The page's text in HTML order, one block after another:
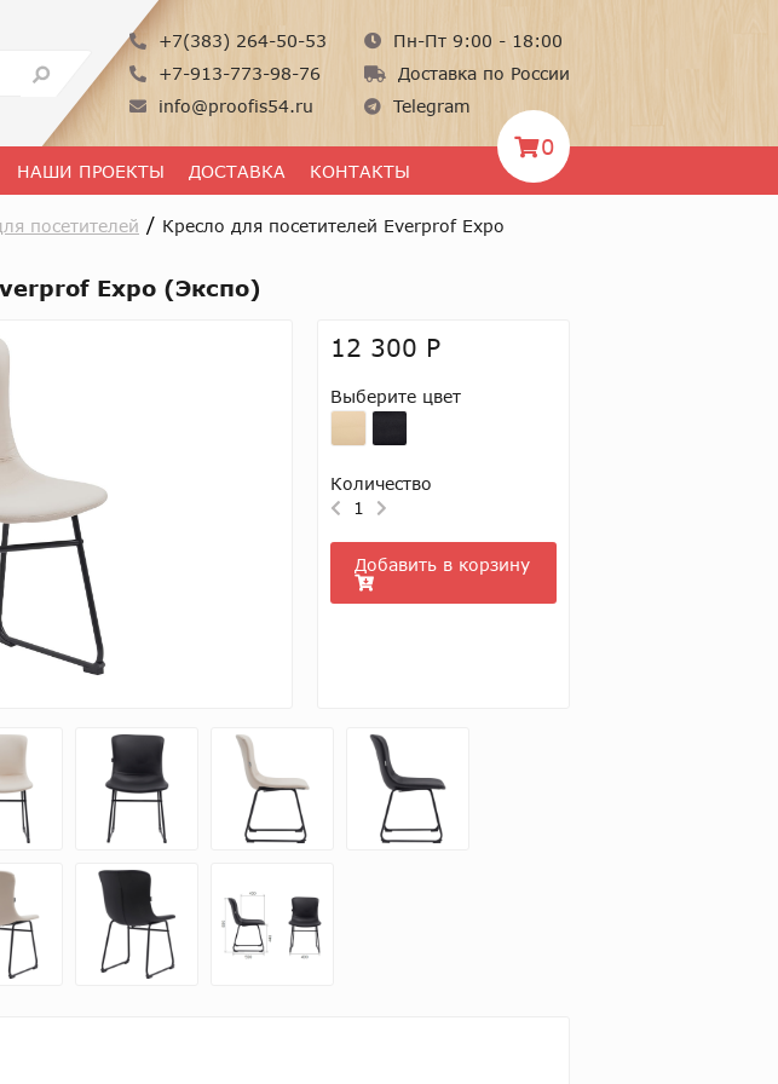
+7(383) 264-50-53
+7-913-773-98-76
info@proofis54.ru
Пн-Пт 9:00 - 18:00
Доставка по России
Telegram
НАШИ ПРОЕКТЫ ДОСТАВКА КОНТАКТЫ
0
посетителей / Кресло для посетителей Everprof Expo
Expo (Экспо)
12 300 Р
Выберите цвет
Количество
1
Добавить в корзину